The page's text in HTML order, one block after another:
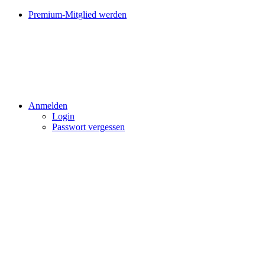
Premium-Mitglied werden
Anmelden
Login
Passwort vergessen